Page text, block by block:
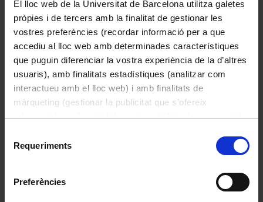
El lloc web de la Universitat de Barcelona utilitza galetes
pròpies i de tercers amb la finalitat de gestionar les
vostres preferències (recordar informació per a que
accediu al lloc web amb determinades característiques
que puguin diferenciar la vostra experiència de la d’altres
usuaris), amb finalitats estadístiques (analitzar com
interactueu amb el lloc web) i amb finalitats de
màrqueting (gestionar la publicitat que s’ofereix
adequant-la en funció dels vostres hàbits de navegació).
consultar laPolítica de galetes del lloc web de la
Requeriments
Preferències
1920